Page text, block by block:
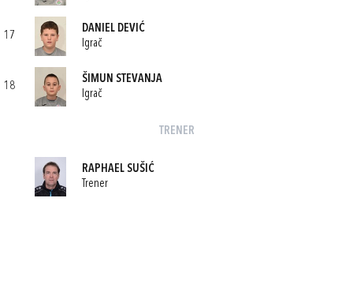
17
DANIEL DEVIĆ
Igrač
18
ŠIMUN STEVANJA
Igrač
TRENER
RAPHAEL SUŠIĆ
Trener